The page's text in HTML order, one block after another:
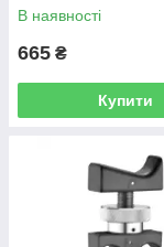
В наявності
665 ₴
Купити